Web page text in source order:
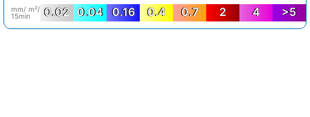
mm/ m²/
15min
0.02 0.04 0.16 0.4 0.7 2 4 >5